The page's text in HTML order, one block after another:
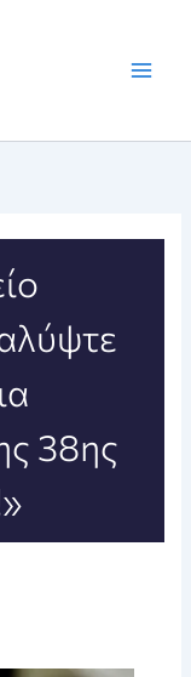
38ης